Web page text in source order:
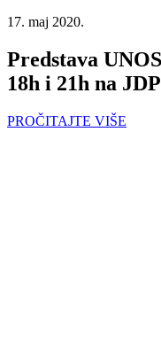
17. maj 2020.
Predstava
18h i 21h na
PROČITAJTE VIŠE